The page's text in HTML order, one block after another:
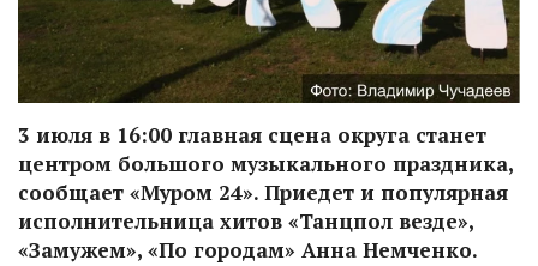
3 июля в 16:00 главная сцена округа станет
центром большого музыкального праздника,
сообщает «Муром 24». Приедет и популярная
исполнительница хитов «Танцпол везде»,
«Замужем», «По городам» Анна Немченко.